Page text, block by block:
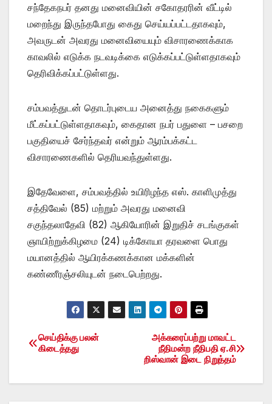
சந்தேகநபர் தனது மனைவியின் சகோதரரின் வீட்டில்
மறைந்து இருந்தபோது கைது செய்யப்பட்டதாகவும்,
அவருடன் அவரது மனைவியையும் விசாரணைக்காக
காவலில் எடுக்க நடவடிக்கை எடுக்கப்பட்டுள்ளதாகவும்
தெரிவிக்கப்பட்டுள்ளது.
சம்பவத்துடன் தொடர்புடைய அனைத்து நகைகளும்
மீட்கப்பட்டுள்ளதாகவும், கைதான நபர் பதுளை – பசறை
பகுதியைச் சேர்ந்தவர் என்றும் ஆரம்பக்கட்ட
விசாரணைகளில் தெரியவந்துள்ளது.
இதேவேளை, சம்பவத்தில் உயிரிழந்த எஸ். காளிமுத்து
சத்திவேல் (85) மற்றும் அவரது மனைவி
சகுந்தலாதேவி (82) ஆகியோரின் இறுதிச் சடங்குகள்
ஞாயிற்றுக்கிழமை (24) டிக்கோயா தரவளை பொது
மயானத்தில் ஆயிரக்கணக்கான மக்களின்
கண்ணீரஞ்சலியுடன் நடைபெற்றது.
Post
அக்கரைப்பற்று மாவட்ட
நீதிமன்ற நீதிபதி ஏ.சி
றிஸ்வான் இடை நிறுத்தம்
செய்திக்கு பலன்
கிடைத்தது